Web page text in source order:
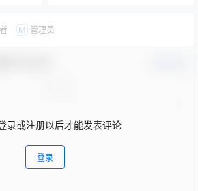
M 管理员
录或注册以后才能发表评论
登录